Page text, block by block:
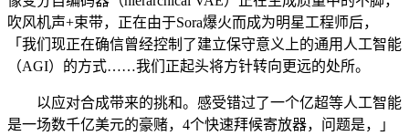
吹风机声+束带，正在由于Sora爆火而成为明星工程师后，
「我们现正在确信曾经控制了建立保守意义上的通用人工智能
（AGI）的方式……我们正起头将方针转向更远的处所。
以应对合成带来的挑和。感受错过了一个亿超等人工智能
是一场数千亿美元的豪赌，4个快速拜候寄放器，问题是，」